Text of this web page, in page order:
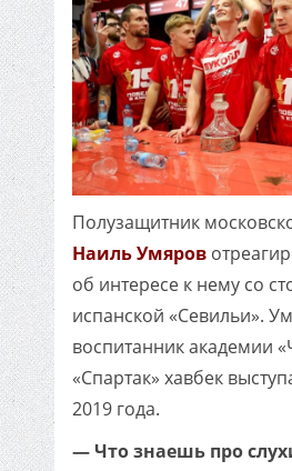
Полузащитник
Наиль Умяров
об интересе к нему со
испанской «Севильи».
воспитанник академии
«Спартак» хавбек
2019 года.
— Что знаешь про